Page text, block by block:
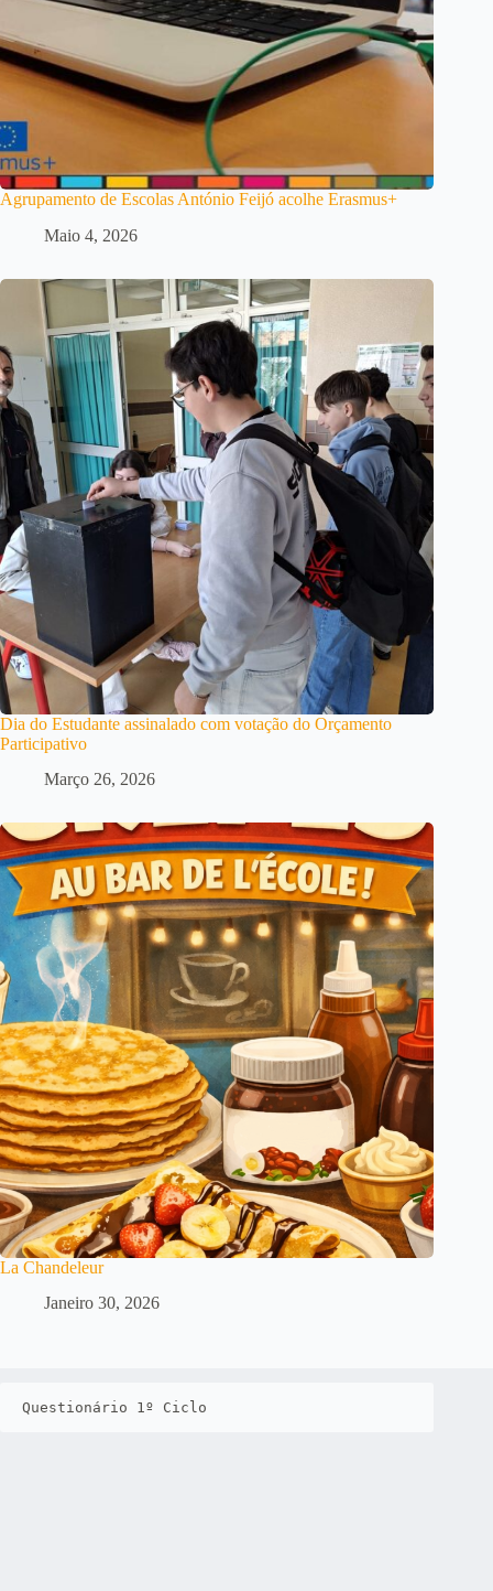
Agrupamento de Escolas António Feijó acolhe Erasmus+
Maio 4, 2026
Dia do Estudante assinalado com votação do Orçamento
Participativo
Março 26, 2026
La Chandeleur
Janeiro 30, 2026
Questionário 1º Ciclo